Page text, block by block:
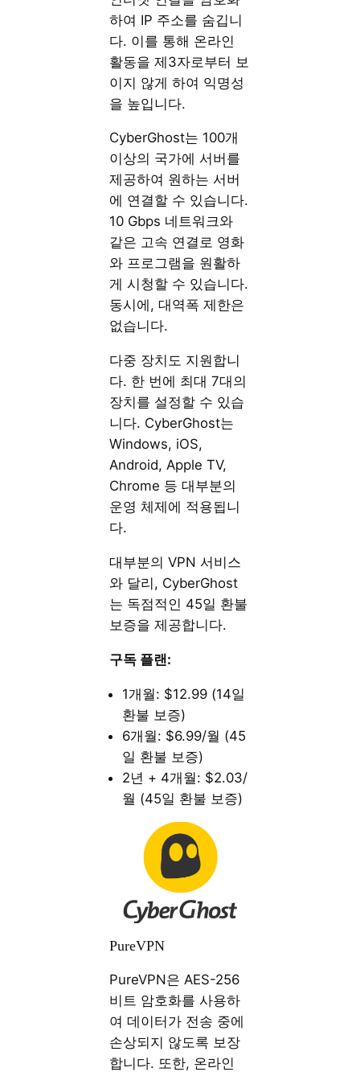
하여 IP 주소를 숨깁니
다. 이를 통해 온라인
활동을 제3자로부터 보
이지 않게 하여 익명성
을 높입니다.
CyberGhost는 100개
이상의 국가에 서버를
제공하여 원하는 서버
에 연결할 수 있습니다.
10 Gbps 네트워크와
같은 고속 연결로 영화
와 프로그램을 원활하
게 시청할 수 있습니다.
동시에, 대역폭 제한은
없습니다.
다중 장치도 지원합니
다. 한 번에 최대 7대의
장치를 설정할 수 있습
니다. CyberGhost는
Windows, iOS,
Android, Apple TV,
Chrome 등 대부분의
운영 체제에 적용됩니
다.
대부분의 VPN 서비스
와 달리, CyberGhost
는 독점적인 45일 환불
보증을 제공합니다.
구독 플랜:
1개월: $12.99 (14일
환불 보증)
6개월: $6.99/월 (45
일 환불 보증)
2년 + 4개월: $2.03/
월 (45일 환불 보증)
PureVPN
PureVPN은 AES-256
비트 암호화를 사용하
여 데이터가 전송 중에
손상되지 않도록 보장
합니다. 또한, 온라인